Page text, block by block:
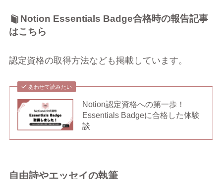
Notion Essentials Badge合格時の報告記事
はこちら
認定資格の取得方法なども掲載しています。
あわせて読みたい
Notion認定資格への第一歩！
Essentials Badgeに合格した体験
談
自由詩やエッセイの執筆